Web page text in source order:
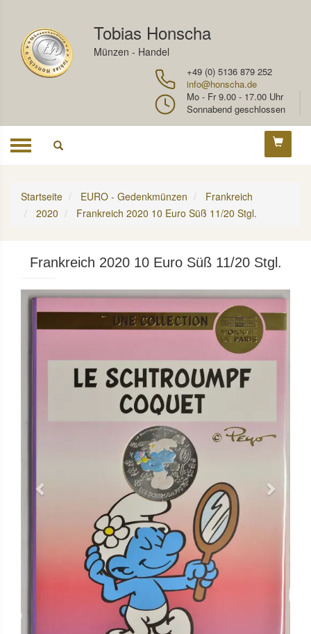
Tobias Honscha
Münzen - Handel
+49 (0) 5136 879 252
info@honscha.de
Mo - Fr 9.00 - 17.00 Uhr
Sonnabend geschlossen
Toggle
Startseite EURO - Gedenkmünzen
Frankreich
2020
Frankreich 2020 10 Euro Süß 11/20 Stgl.
Frankreich 2020 10 Euro Süß 11/20 Stgl.
Previous Next